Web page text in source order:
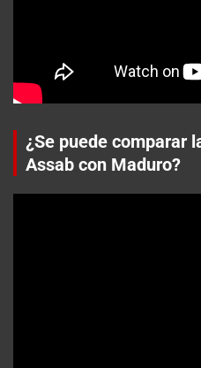
¿Se puede comparar
Assab con Maduro?